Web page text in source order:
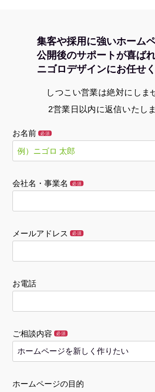
集客や採用に強いホーム
公開後のサポートが喜ば
ニゴロデザインにお任せ
しつこい営業は絶対にしま
2営業日以内に返信いたしま
お名前 必須
会社名・事業名 必須
メールアドレス 必須
お電話
ご相談内容 必須
ホームページの目的